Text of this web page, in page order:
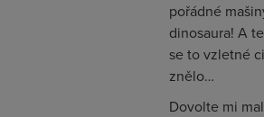
pořádné
dinosaura! A
se to vzletné
znělo…
Dovolte mi